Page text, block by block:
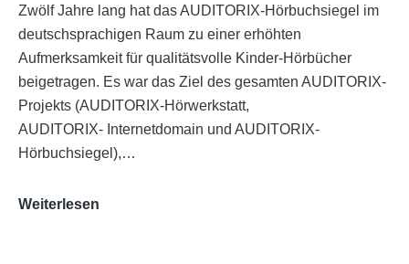
Zwölf Jahre lang hat das AUDITORIX-Hörbuchsiegel im
deutschsprachigen Raum zu einer erhöhten
Aufmerksamkeit für qualitätsvolle Kinder-Hörbücher
beigetragen. Es war das Ziel des gesamten AUDITORIX-
Projekts (AUDITORIX-Hörwerkstatt,
AUDITORIX- Internetdomain und AUDITORIX-
Hörbuchsiegel),…
Weiterlesen